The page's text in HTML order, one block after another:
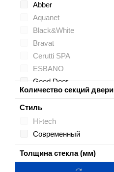
Abber
Aquanet
Black&White
Bravat
Cerutti SPA
ESBANO
Good Door
Grossman
IDDIS
Jacob Delafon
Niagara
Parly
Количество секций двери
Стиль
Hi-tech
Современный
Толщина стекла (мм)